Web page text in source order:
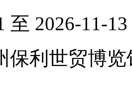
至 2026-11-13
保利世贸博览